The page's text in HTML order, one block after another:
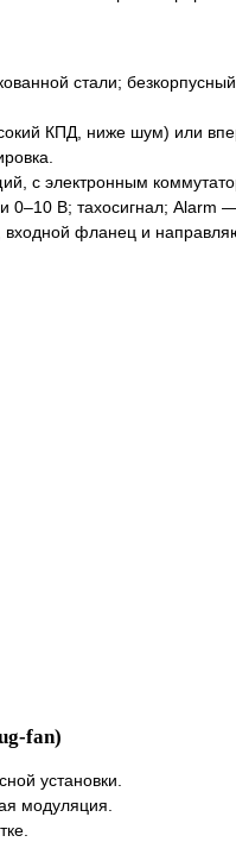
стали;
КПД, ниже шум) или
с электронным
В; тахосигнал; Alarm
входной фланец и
fan)
установки.
модуляция.